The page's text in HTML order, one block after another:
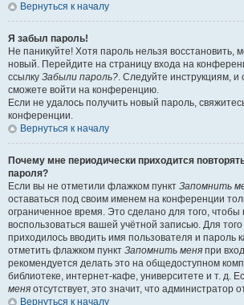
Вернуться к началу
Я забыл пароль!
Не паникуйте! Хотя пароль нельзя восстановить,
новый. Перейдите на страницу входа на
ссылку Забыли пароль?. Следуйте инструкциям, и
сможете войти на конференцию.
Если не удалось получить новый пароль,
конференции.
Вернуться к началу
Почему мне периодически приходится
пароля?
Если вы не отметили флажком пункт Запомнить
оставаться под своим именем на конференции
ограниченное время. Это сделано для того, чтобы
воспользоваться вашей учётной записью. Для
приходилось вводить имя пользователя и пароль
отметить флажком пункт Запомнить меня при
рекомендуется делать это на общедоступном
библиотеке, интернет-кафе, университете и т. д.
меня отсутствует, это значит, что администратор
Вернуться к началу